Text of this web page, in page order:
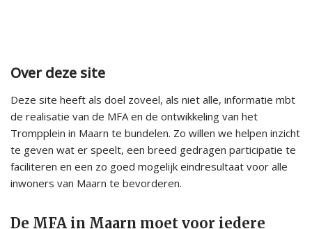
Over deze site
Deze site heeft als doel zoveel, als niet alle, informatie mbt
de realisatie van de MFA en de ontwikkeling van het
Trompplein in Maarn te bundelen. Zo willen we helpen inzicht
te geven wat er speelt, een breed gedragen participatie te
faciliteren en een zo goed mogelijk eindresultaat voor alle
inwoners van Maarn te bevorderen.
De MFA in Maarn moet voor iedere